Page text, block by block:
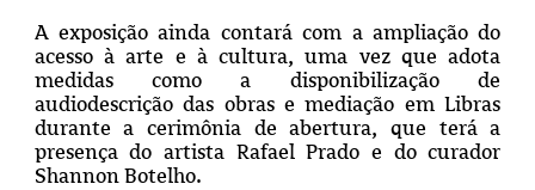
A exposição ainda contará com a ampliação do
acesso à arte e à cultura, uma vez que adota
medidas como a disponibilização de
audiodescrição das obras e mediação em Libras
durante a cerimônia de abertura, que terá a
presença do artista Rafael Prado e do curador
Shannon Botelho.